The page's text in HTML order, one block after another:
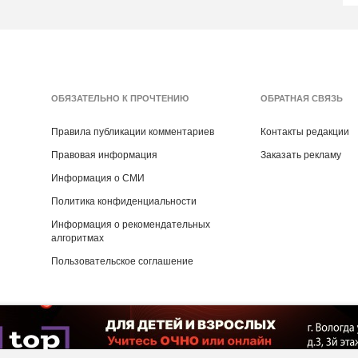
ОБЯЗАТЕЛЬНО К ПРОЧТЕНИЮ
Правила публикации комментариев
Правовая информация
Информация о СМИ
Политика конфиденциальности
Информация о рекомендательных
алгоритмах
Пользовательское соглашение
ОБРАТНАЯ СВЯЗЬ
Контакты редакции
Заказать рекламу
Copyright ©2016- 2026Рекламная группа «Медиа консалт»